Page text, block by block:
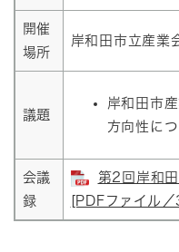
開催
場所
岸和田市立産
議題
岸和田市
方向性に
会議
録
第2回岸和
[PDFファイル